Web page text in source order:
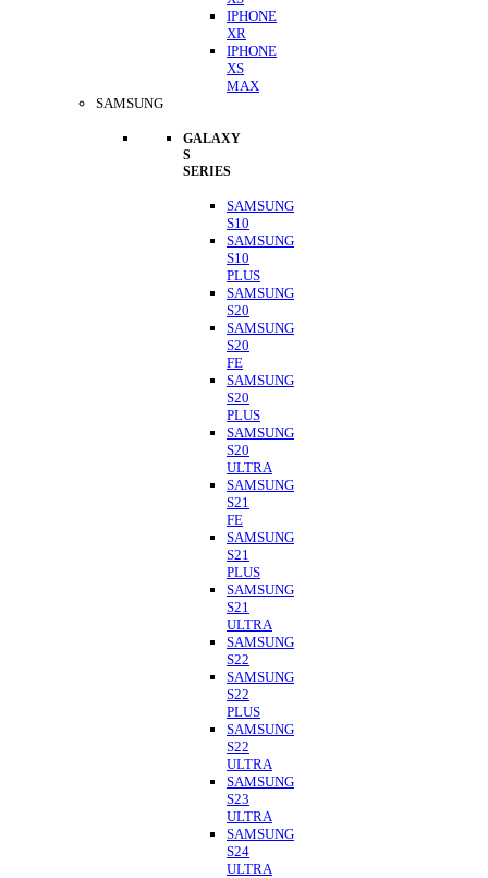
IPHONE
XR
IPHONE
XS
MAX
SAMSUNG
GALAXY
S
SERIES
SAMSUNG
S10
SAMSUNG
S10
PLUS
SAMSUNG
S20
SAMSUNG
S20
FE
SAMSUNG
S20
PLUS
SAMSUNG
S20
ULTRA
SAMSUNG
S21
FE
SAMSUNG
S21
PLUS
SAMSUNG
S21
ULTRA
SAMSUNG
S22
SAMSUNG
S22
PLUS
SAMSUNG
S22
ULTRA
SAMSUNG
S23
ULTRA
SAMSUNG
S24
ULTRA